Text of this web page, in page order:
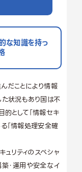
な知識を持っ
だことにより情報
た状況もあり国は不
的として「情報セキ
る「情報処理安全確
リティのスペシャ
築・運用や安全なイ